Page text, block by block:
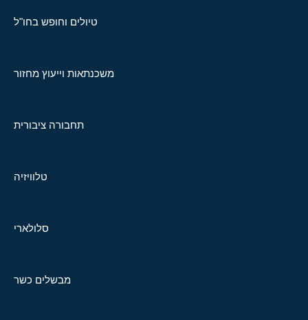
טיולים וחופש בחו"ל
משכנתאות וייעוץ מחזור
תחבורה ציבורית
טלוויזיה
סלולארי
מבשלים כשר